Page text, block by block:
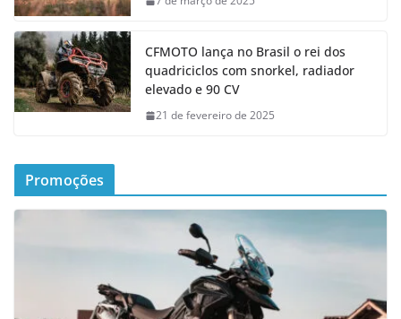
CFMOTO lança no Brasil o rei dos
quadriciclos com snorkel, radiador
elevado e 90 CV
21 de fevereiro de 2025
Promoções